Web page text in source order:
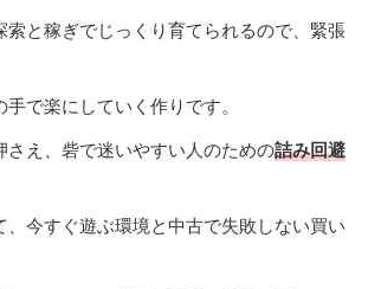
と稼ぎでじっくり育てられるので、緊張
で楽にしていく作りです。
え、砦で迷いやすい人のための詰み回避
今すぐ遊ぶ環境と中古で失敗しない買い